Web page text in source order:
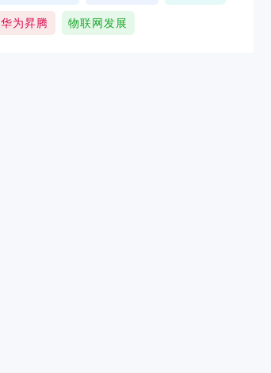
华为昇腾 物联网发展